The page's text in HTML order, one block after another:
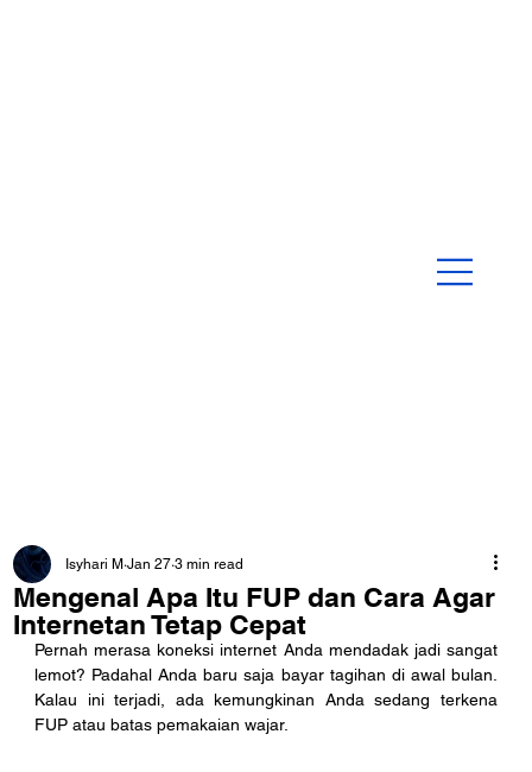
Mengenal Apa Itu FUP dan Cara Agar
Internetan Tetap Cepat
Isyhari M Jan 27 3 min read
Pernah merasa koneksi internet Anda mendadak jadi sangat
lemot? Padahal Anda baru saja bayar tagihan di awal bulan.
Kalau ini terjadi, ada kemungkinan Anda sedang terkena
FUP atau batas pemakaian wajar.